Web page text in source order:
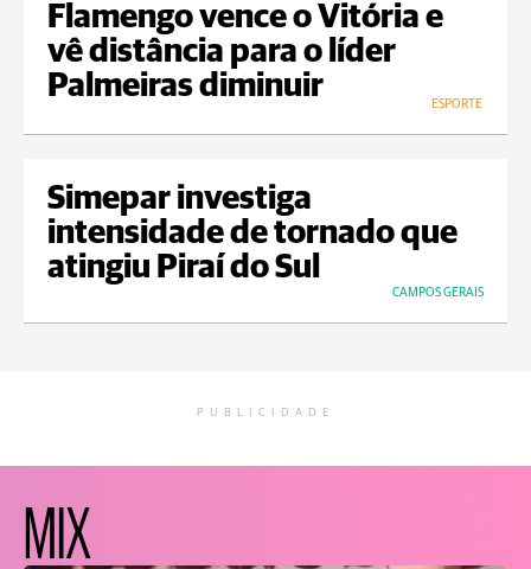
Flamengo vence o Vitória e
vê distância para o líder
Palmeiras diminuir
ESPORTE
Simepar investiga
intensidade de tornado que
atingiu Piraí do Sul
CAMPOS GERAIS
PUBLICIDADE
MIX